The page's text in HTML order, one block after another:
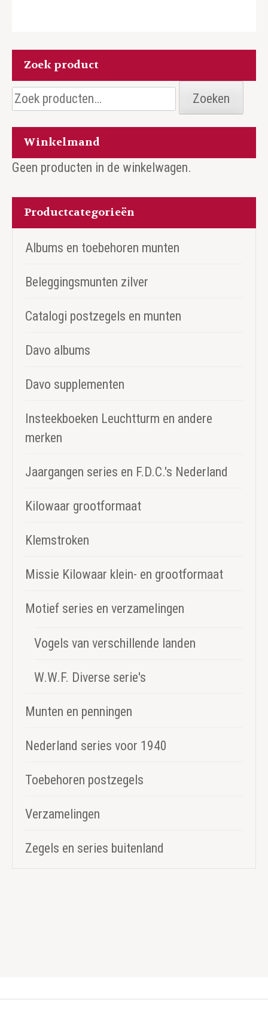
Zoek product
Zoeken
naar:
Zoeken
Winkelmand
Geen producten in de winkelwagen.
Productcategorieën
Albums en toebehoren munten
Beleggingsmunten zilver
Catalogi postzegels en munten
Davo albums
Davo supplementen
Insteekboeken Leuchtturm en andere
merken
Jaargangen series en F.D.C.'s Nederland
Kilowaar grootformaat
Klemstroken
Missie Kilowaar klein- en grootformaat
Motief series en verzamelingen
Vogels van verschillende landen
W.W.F. Diverse serie's
Munten en penningen
Nederland series voor 1940
Toebehoren postzegels
Verzamelingen
Zegels en series buitenland